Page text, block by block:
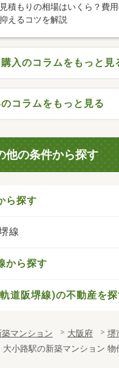
積もりの相場はいくら？費
えるコツを解説
入のコラムをもっと見
コラムをもっと見る
他の条件から探す
ら探す
線
から探す
道阪堺線)の不動産を
築マンション 大阪府 堺
大小路駅の新築マンション 物